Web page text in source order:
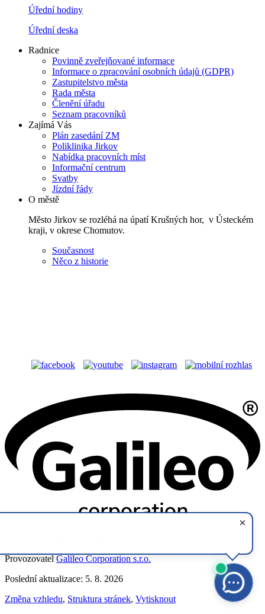
Úřední hodiny
Úřední deska
Radnice
Povinně zveřejňované informace
Informace o zpracování osobních údajů (GDPR)
Zastupitelstvo města
Rada města
Členění úřadu
Seznam pracovníků
Zajímá Vás
Plán zasedání ZM
Poliklinika Jirkov
Nabídka pracovních míst
Informační centrum
Svatby
Jízdní řády
O městě
Město Jirkov se rozléhá na úpatí Krušných hor, v Ústeckém
kraji, v okrese Chomutov.
Současnost
Něco z historie
Provozovatel Galileo Corporation s.r.o.
Poslední aktualizace: 5. 8. 2026
Změna vzhledu, Struktura stránek, Vytisknout